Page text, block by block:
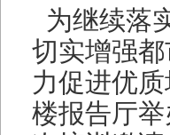
为继续落
切实增强
力促进优
楼报告厅